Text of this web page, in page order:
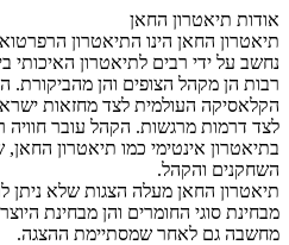
אודות תיאטרון החאן
תיאטרון החאן הינו התיאטרון
נחשב על ידי רבים לתיאטרון האיכותי
רבות הן מקהל הצופים והן מהביקורת.
הקלאסיקה העולמית לצד מחזאות
לצד דרמות מרגשות. הקהל עובר חוויה
בתיאטרון אינטימי כמו תיאטרון
השחקנים והקהל.
תיאטרון החאן מעלה הצגות שלא ניתן
מבחינת סוגי החומרים והן מבחינת
מחשבה גם לאחר שמסתיימת ההצגה.